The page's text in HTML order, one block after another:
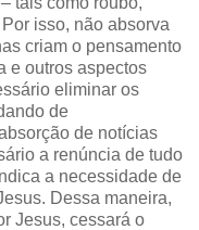
isso, não absorva
criam o pensamento
e outros aspectos
eliminar os
de
de notícias
a renúncia de tudo
a necessidade de
Dessa maneira,
Jesus, cessará o